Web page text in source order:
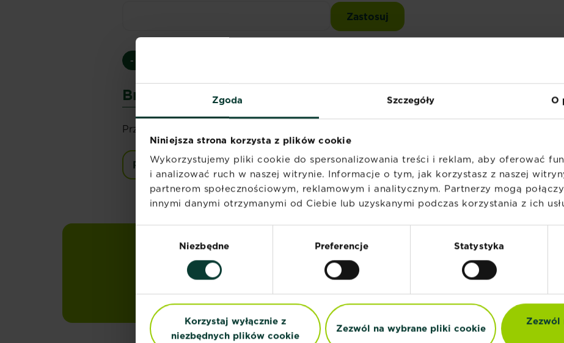
Zgoda Szczegóły O
Niniejsza strona korzysta z plików cookie
Wykorzystujemy pliki cookie do spersonalizowania treści i reklam, aby oferować
i analizować ruch w naszej witrynie. Informacje o tym, jak korzystasz z naszej
partnerom społecznościowym, reklamowym i analitycznym. Partnerzy mogą
innymi danymi otrzymanymi od Ciebie lub uzyskanymi podczas korzystania z ich
Niezbędne Preferencje Statystyka
Korzystaj wyłącznie z
niezbędnych plików cookie
Zezwól na wybrane pliki cookie
Zezwól
- Wszystkie -
Brak wyników
Przepraszamy, nie możemy znaleźć tego, czego szukasz. Spróbuj ponownie.
Przejrzyj wszystkie choroby
Zapisz się na nasz newsletter
Otrzymuj sezonowe porady marketingowe bezpośrednio na
skrzynkę mailową